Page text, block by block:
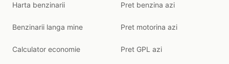
Harta benzinarii
Benzinarii langa mine
Calculator economie
Pret benzina azi
Pret motorina azi
Pret GPL azi